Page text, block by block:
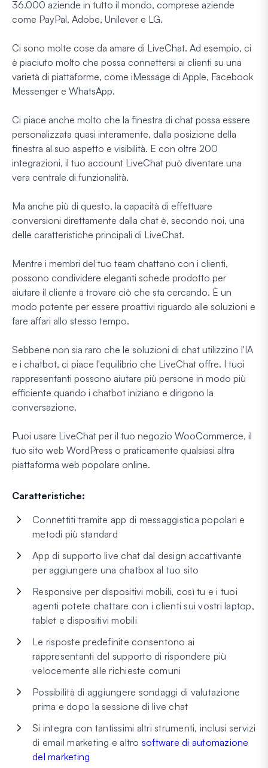
36.000 aziende in tutto il mondo, comprese aziende
come PayPal, Adobe, Unilever e LG.
Ci sono molte cose da amare di LiveChat. Ad esempio, ci
è piaciuto molto che possa connettersi ai clienti su una
varietà di piattaforme, come iMessage di Apple, Facebook
Messenger e WhatsApp.
Ci piace anche molto che la finestra di chat possa essere
personalizzata quasi interamente, dalla posizione della
finestra al suo aspetto e visibilità. E con oltre 200
integrazioni, il tuo account LiveChat può diventare una
vera centrale di funzionalità.
Ma anche più di questo, la capacità di effettuare
conversioni direttamente dalla chat è, secondo noi, una
delle caratteristiche principali di LiveChat.
Mentre i membri del tuo team chattano con i clienti,
possono condividere eleganti schede prodotto per
aiutare il cliente a trovare ciò che sta cercando. È un
modo potente per essere proattivi riguardo alle soluzioni e
fare affari allo stesso tempo.
Sebbene non sia raro che le soluzioni di chat utilizzino l'IA
e i chatbot, ci piace l'equilibrio che LiveChat offre. I tuoi
rappresentanti possono aiutare più persone in modo più
efficiente quando i chatbot iniziano e dirigono la
conversazione.
Puoi usare LiveChat per il tuo negozio WooCommerce, il
tuo sito web WordPress o praticamente qualsiasi altra
piattaforma web popolare online.
Caratteristiche:
Connettiti tramite app di messaggistica popolari e
metodi più standard
App di supporto live chat dal design accattivante
per aggiungere una chatbox al tuo sito
Responsive per dispositivi mobili, così tu e i tuoi
agenti potete chattare con i clienti sui vostri laptop,
tablet e dispositivi mobili
Le risposte predefinite consentono ai
rappresentanti del supporto di rispondere più
velocemente alle richieste comuni
Possibilità di aggiungere sondaggi di valutazione
prima e dopo la sessione di live chat
Si integra con tantissimi altri strumenti, inclusi servizi
di email marketing e altro software di automazione
del marketing